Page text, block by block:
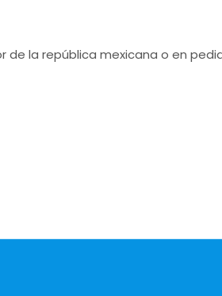
la república mexicana o en